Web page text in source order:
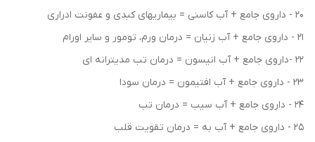
20 - داروی جامع + آب کاسنی = بیماریهای کبدی و عفونت ادراری
21 - داروی جامع + آب زنیان = درمان ورم، تومور و سایر اورام
22 -داروی جامع + آب انیسون = درمان تب مدیترانه ای
23 - داروی جامع + آب افتیمون = درمان سودا
24 - داروی جامع + آب سیب = درمان تب
25 - داروی جامع + آب به = درمان تقویت قلب